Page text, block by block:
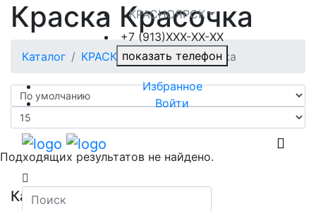
КРАСНОЯРСК
+7 (913)ХXX-ХХ-XX
показать телефон
Избранное
Войти
Краска Красочка
Каталог КРАСКА Краска Красочка
Подходящих результатов не найдено.
Категории